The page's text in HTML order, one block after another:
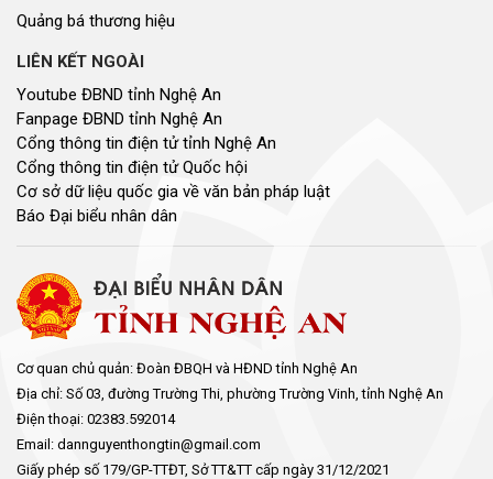
Quảng bá thương hiệu
LIÊN KẾT NGOÀI
Youtube ĐBND tỉnh Nghệ An
Fanpage ĐBND tỉnh Nghệ An
Cổng thông tin điện tử tỉnh Nghệ An
Cổng thông tin điện tử Quốc hội
Cơ sở dữ liệu quốc gia về văn bản pháp luật
Báo Đại biểu nhân dân
Cơ quan chủ quản: Đoàn ĐBQH và HĐND tỉnh Nghệ An
Địa chỉ: Số 03, đường Trường Thi, phường Trường Vinh, tỉnh Nghệ An
Điện thoại: 02383.592014
Email: dannguyenthongtin@gmail.com
Giấy phép số 179/GP-TTĐT, Sở TT&TT cấp ngày 31/12/2021